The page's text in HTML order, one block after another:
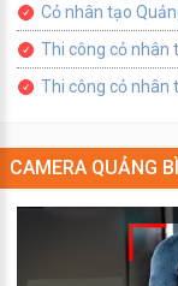
Cỏ nhân tạo
Thi công cỏ nhân
Thi công cỏ nhân
CAMERA QUẢNG